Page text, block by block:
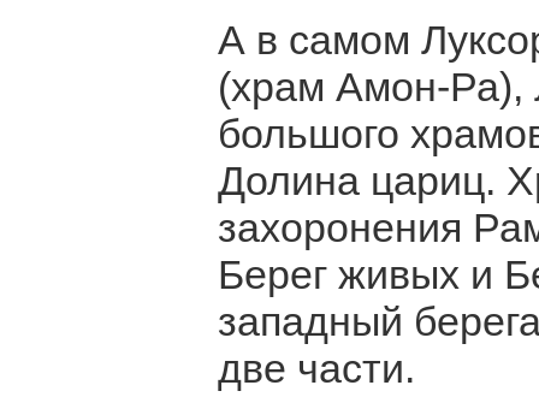
А в самом
(храм Амон-Ра),
большого
Долина цариц.
захоронения
Берег живых и
западный
две части.